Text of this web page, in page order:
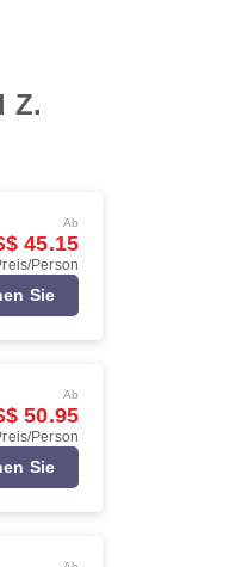
Z.
Ab
45.15
Person
Sie
Ab
50.95
Person
Sie